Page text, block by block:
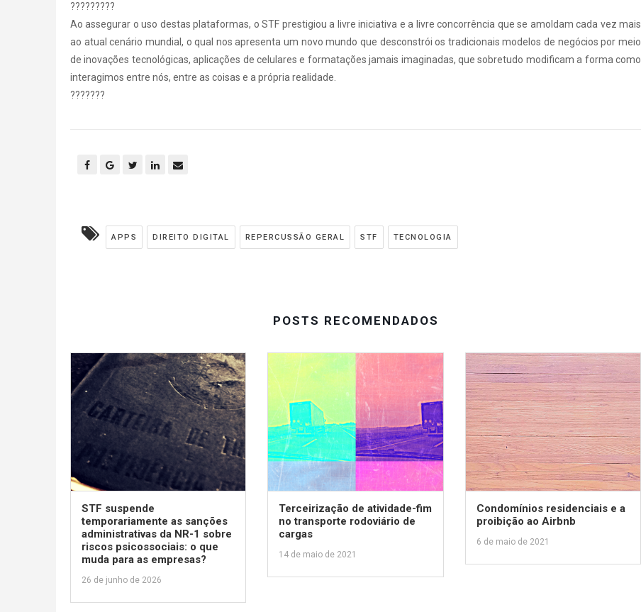
?????????
Ao assegurar o uso destas plataformas, o STF prestigiou a livre iniciativa e a livre concorrência que se amoldam cada vez mais
ao atual cenário mundial, o qual nos apresenta um novo mundo que desconstrói os tradicionais modelos de negócios por meio
de inovações tecnológicas, aplicações de celulares e formatações jamais imaginadas, que sobretudo modificam a forma como
interagimos entre nós, entre as coisas e a própria realidade.
???????
APPS DIREITO DIGITAL REPERCUSSÃO GERAL STF TECNOLOGIA
POSTS RECOMENDADOS
STF suspende
temporariamente as sanções
administrativas da NR-1 sobre
riscos psicossociais: o que
muda para as empresas?
26 de junho de 2026
Terceirização de atividade-fim
no transporte rodoviário de
cargas
14 de maio de 2021
Condomínios residenciais e a
proibição ao Airbnb
6 de maio de 2021